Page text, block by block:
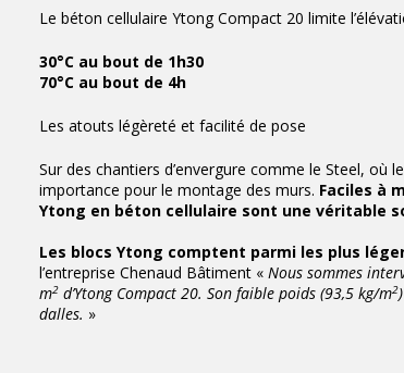
Le béton cellulaire Ytong Compact 20 limite
30°C au bout de 1h30
70°C au bout de 4h
Les atouts légèreté et facilité de pose
Sur des chantiers d’envergure comme le Steel,
importance pour le montage des murs. Faciles à
Ytong en béton cellulaire sont une véritable
Les blocs Ytong comptent parmi les plus
l’entreprise Chenaud Bâtiment « Nous sommes
m2 d’Ytong Compact 20. Son faible poids (93,5 kg/m2
dalles. »